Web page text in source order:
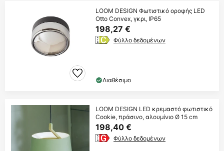
LOOM DESIGN Φωτιστικό οροφής LED
Otto Convex, γκρι, IP65
198,27 €
Φύλλο δεδομένων
Διαθέσιμο
LOOM DESIGN LED κρεμαστό φωτιστικό
Cookie, πράσινο, αλουμίνιο Ø 15 cm
198,40 €
Φύλλο δεδομένων